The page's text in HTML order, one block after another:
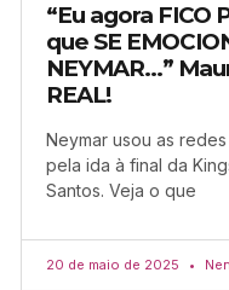
“Eu agora FICO
que SE
NEYMAR…”
REAL!
Neymar usou as
pela ida à final da
Santos. Veja o que
20 de maio de 2025